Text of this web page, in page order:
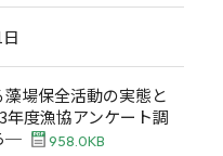
場保全活動の実態と
度漁協アンケート調
─
958.0KB